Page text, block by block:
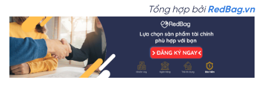
Tổng hợp bởiRedBag.vn